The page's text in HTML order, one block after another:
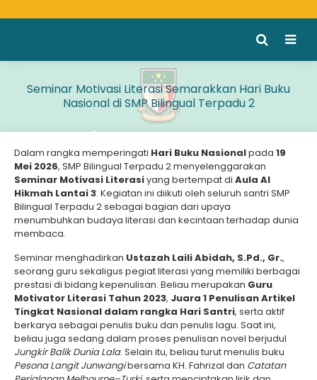
Seminar Motivasi Literasi Semarakkan Hari Buku
Nasional di SMP Bilingual Terpadu 2
Dalam rangka memperingati Hari Buku Nasionalpada 19
Mei 2026, SMP Bilingual Terpadu 2 menyelenggarakan
Seminar Motivasi Literasiyang bertempat di Aula Al
Hikmah Lantai 3. Kegiatan ini diikuti oleh seluruh santri SMP
Bilingual Terpadu 2 sebagai bagian dari upaya
menumbuhkan budaya literasi dan kecintaan terhadap dunia
membaca.
Seminar menghadirkan Ustazah Laili Abidah, S.Pd., Gr.,
seorang guru sekaligus pegiat literasi yang memiliki berbagai
prestasi di bidang kepenulisan. Beliau merupakan Guru
Motivator Literasi Tahun 2023, Juara 1 Penulisan Artikel
Tingkat Nasional dalam rangka Hari Santri, serta aktif
berkarya sebagai penulis buku dan penulis lagu. Saat ini,
beliau juga sedang dalam proses penulisan novel berjudul
Jungkir Balik Dunia Lala. Selain itu, beliau turut menulis buku
Pesona Langit Junwangibersama KH. Fahrizal dan Catatan